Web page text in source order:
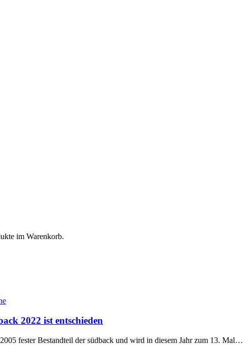
im Warenkorb.
2022 ist entschieden
fester Bestandteil der südback und wird in diesem Jahr zum 13. Mal…